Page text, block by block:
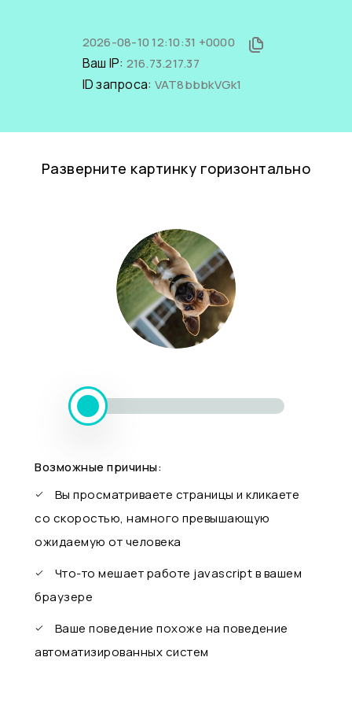
2026-08-10 12:10:31 +0000
Ваш IP: 216.73.217.37
ID запроса: VAT8bbbkVGk1
Разверните картинку горизонтально
Возможные причины:
Вы просматриваете страницы и кликаете
со скоростью, намного превышающую
ожидаемую от человека
Что-то мешает работе javascript в вашем
браузере
Ваше поведение похоже на поведение
автоматизированных систем